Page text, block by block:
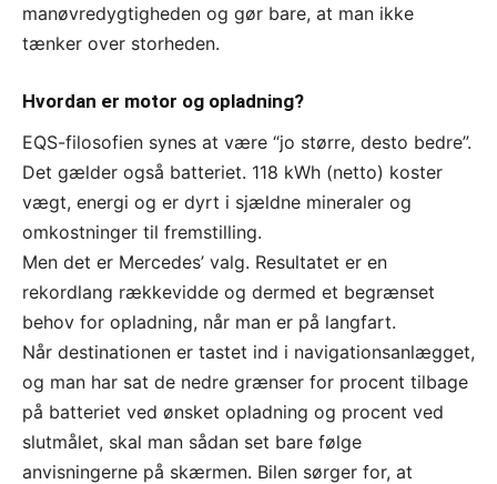
manøvredygtigheden og gør bare, at man ikke
tænker over storheden.
Hvordan er motor og opladning?
EQS-filosofien synes at være “jo større, desto bedre”.
Det gælder også batteriet. 118 kWh (netto) koster
vægt, energi og er dyrt i sjældne mineraler og
omkostninger til fremstilling.
Men det er Mercedes’ valg. Resultatet er en
rekordlang rækkevidde og dermed et begrænset
behov for opladning, når man er på langfart.
Når destinationen er tastet ind i navigationsanlægget,
og man har sat de nedre grænser for procent tilbage
på batteriet ved ønsket opladning og procent ved
slutmålet, skal man sådan set bare følge
anvisningerne på skærmen. Bilen sørger for, at